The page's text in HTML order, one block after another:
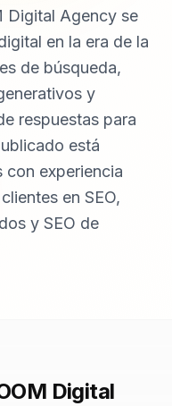
Digital Agency se
en la era de la
de búsqueda,
y
respuestas para
está
experiencia
en SEO,
y SEO de
Digital